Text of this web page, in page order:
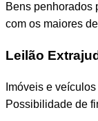
Bens penhorados
com os maiores
Leilão
Imóveis e
Possibilidade de